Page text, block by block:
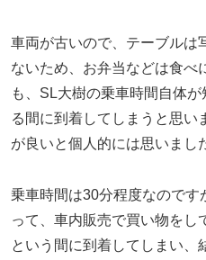
車両が古いので、テーブルは
ないため、お弁当などは食べ
も、SL大樹の乗車時間自体
る間に到着してしまうと思い
が良いと個人的には思いまし
乗車時間は30分程度なので
って、車内販売で買い物をし
という間に到着してしまい、